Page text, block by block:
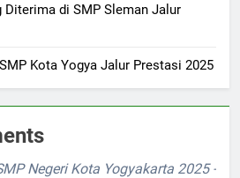
Diterima di SMP Sleman Jalur
Kota Yogya Jalur Prestasi 2025
Negeri Kota Yogyakarta 2025 -